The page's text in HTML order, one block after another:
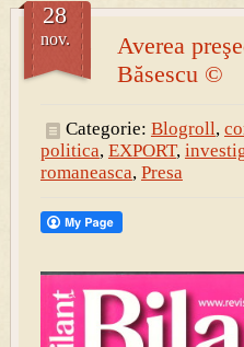
Averea
Băsescu ©
28
nov.
Categorie: Blogroll,
politica, EXPORT,
romaneasca, Presa